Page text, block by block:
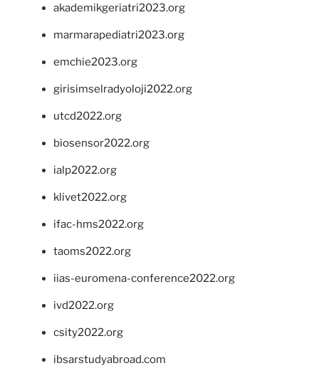
akademikgeriatri2023.org
marmarapediatri2023.org
emchie2023.org
girisimselradyoloji2022.org
utcd2022.org
biosensor2022.org
ialp2022.org
klivet2022.org
ifac-hms2022.org
taoms2022.org
iias-euromena-conference2022.org
ivd2022.org
csity2022.org
ibsarstudyabroad.com